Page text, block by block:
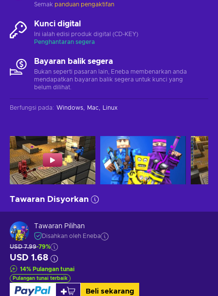
Semak panduan pengaktifan
Kunci digital
Ini ialah edisi produk digital (CD-KEY)
Penghantaran segera
Bayaran balik segera
Bukan seperti pasaran lain, Eneba membenarkan anda
mendapatkan bayaran balik segera untuk kunci yang
belum dilihat.
Berfungsi pada: Windows Mac Linux
Tawaran Disyorkan
Tawaran Pilihan
Disahkan oleh Eneba
USD 7.99-79%
USD 1.68
14% Pulangan tunai
Pulangan tunai terbaik
Beli sekarang